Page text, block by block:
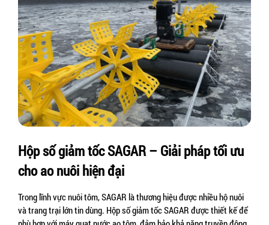
Hộp số giảm tốc SAGAR – Giải pháp tối ưu
cho ao nuôi hiện đại
Trong lĩnh vực nuôi tôm, SAGAR là thương hiệu được nhiều hộ nuôi
và trang trại lớn tin dùng. Hộp số giảm tốc SAGAR được thiết kế để